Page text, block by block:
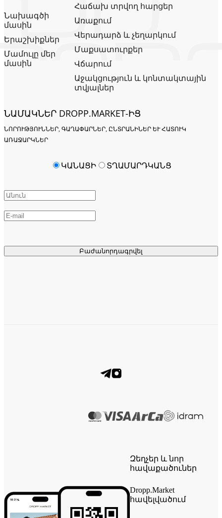
Նախագծի
մասին
Երաշխիքներ
Մամուլը մեր
մասին
Հաճախ տրվող հարցեր
Առաքում
Վերադարձ և չեղարկում
Մաքսատուրքեր
Վճարում
Աջակցություն և կոնտակտային
տվյալներ
ՆԱՄԱԿՆԵՐ DROPP.MARKET-ԻՑ
ՆՈՐՈՒԹՅՈՒՆՆԵՐ, ԳԱՂԱՓԱՐՆԵՐ, ԸՆՏՐԱՆԻՆԵՐ ԵՒ ՀԱՏՈՒԿ Ա
ՌԱՋԱՐԿՆԵՐ
Բաժանորդագրվել
ԿԱՆԱՑԻ ՏՂԱՄԱՐԴԿԱՆՑ
Զեղչեր և նոր
հավաքածուներ
Dropp.Market
հավելվածում